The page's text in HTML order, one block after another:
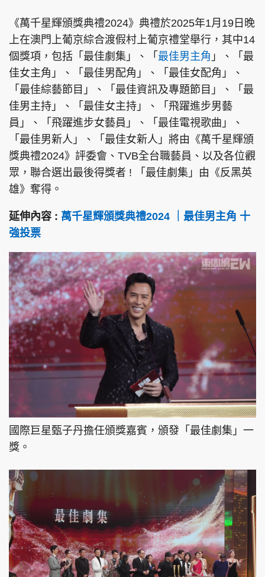
《萬千星輝頒獎典禮2024》典禮於2025年1月19日晚
上在澳門上葡京綜合渡假村上葡京禮堂舉行，其中14
個獎項，包括「最佳劇集」、「 最佳男主角 」、「最
佳女主角」、「最佳男配角」、「最佳女配角」、
「最佳綜藝節目」、「最佳資訊及專題節目」、「最
佳男主持」、「最佳女主持」、「飛躍進步男藝
員」、「飛躍進步女藝員」、「最佳電視歌曲」、
「最佳男新人」、「最佳女新人」將由《萬千星輝頒
獎典禮2024》評委會、TVB全台職藝員、以及各位觀
眾，聯合選出最後得獎者 ! 「最佳劇集」由《反黑英
雄》奪得。
延伸內容 : 萬千星輝頒獎典禮2024 ｜最佳男主角 十
強投票
國際巨星甄子丹擔任頒獎嘉賓，頒發「最佳劇集」一
獎。